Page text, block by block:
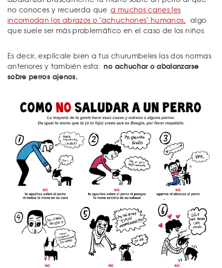
no conoces y recuerda que a muchos canes les
incomodan los abrazos o "achuchones" humanos, algo
que suele ser más problemático en el caso de los niños.
Es decir, explícale bien a tus churumbeles las dos normas
anteriores y también esta: no achuchar o abalanzarse
sobre perros ajenos.